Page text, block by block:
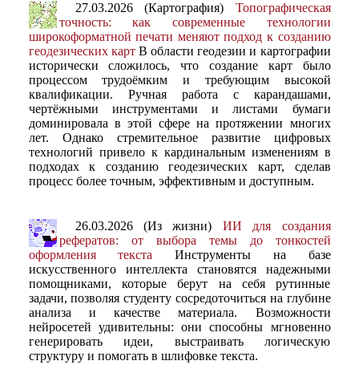
27.03.2026 (Картография) Топографическая
точность: как современные технологии
широкоформатной печати меняют подход к созданию
геодезических картВ области геодезии и картографии
исторически сложилось, что создание карт было
процессом трудоёмким и требующим высокой
квалификации. Ручная работа с карандашами,
чертёжными инструментами и листами бумаги
доминировала в этой сфере на протяжении многих
лет. Однако стремительное развитие цифровых
технологий привело к кардинальным изменениям в
подходах к созданию геодезических карт, сделав
процесс более точным, эффективным и доступным.
26.03.2026 (Из жизни) ИИ для создания
рефератов: от выбора темы до тонкостей
оформления текста Инструменты на базе
искусственного интеллекта становятся надежными
помощниками, которые берут на себя рутинные
задачи, позволяя студенту сосредоточиться на глубине
анализа и качестве материала. Возможности
нейросетей удивительны: они способны мгновенно
генерировать идеи, выстраивать логическую
структуру и помогать в шлифовке текста.